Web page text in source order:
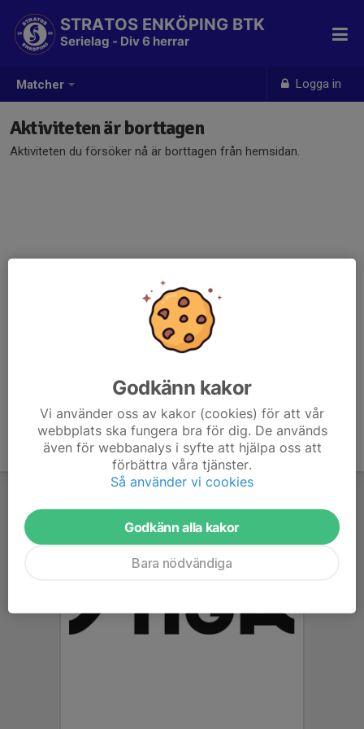
Matcher Logga in
STRATOS ENKÖPING BTK
Serielag - Div 6 herrar
Aktiviteten är borttagen
Aktiviteten du försöker nå är borttagen från hemsidan.
Godkänn kakor
Vi använder oss av kakor (cookies) för att vår
webbplats ska fungera bra för dig. De används
även för webbanalys i syfte att hjälpa oss att
förbättra våra tjänster.
Så använder vi cookies
Godkänn alla kakor
Bara nödvändiga